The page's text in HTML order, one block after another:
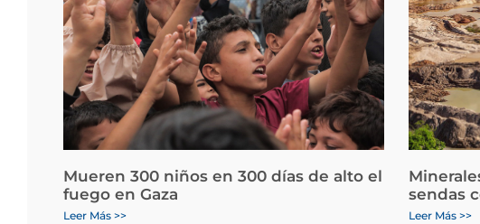
Mueren 300 niños en 300 días de alto el
fuego en Gaza
Leer Más >>
sendas
Leer Más >>